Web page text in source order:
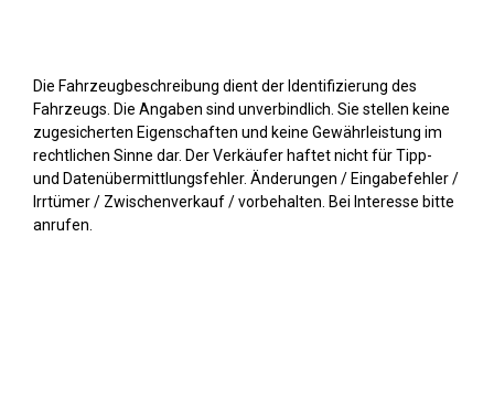
Die Fahrzeugbeschreibung dient der Identifizierung des
Fahrzeugs. Die Angaben sind unverbindlich. Sie stellen keine
zugesicherten Eigenschaften und keine Gewährleistung im
rechtlichen Sinne dar. Der Verkäufer haftet nicht für Tipp-
und Datenübermittlungsfehler. Änderungen / Eingabefehler /
Irrtümer / Zwischenverkauf / vorbehalten. Bei Interesse bitte
anrufen.